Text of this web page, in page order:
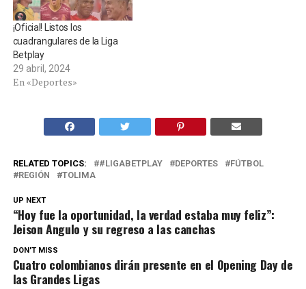
¡Oficial! Listos los
cuadrangulares de la Liga
Betplay
29 abril, 2024
En «Deportes»
RELATED TOPICS: #LIGABETPLAY DEPORTES
FÚTBOL
REGIÓN
TOLIMA
UP NEXT
“Hoy fue la oportunidad, la verdad estaba muy feliz”:
Jeison Angulo y su regreso a las canchas
DON'T MISS
Cuatro colombianos dirán presente en el Opening Day de
las Grandes Ligas